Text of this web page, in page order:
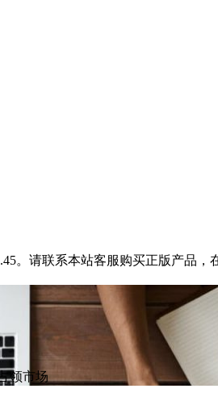
。请联系本站客服购买正版产品，
领市场